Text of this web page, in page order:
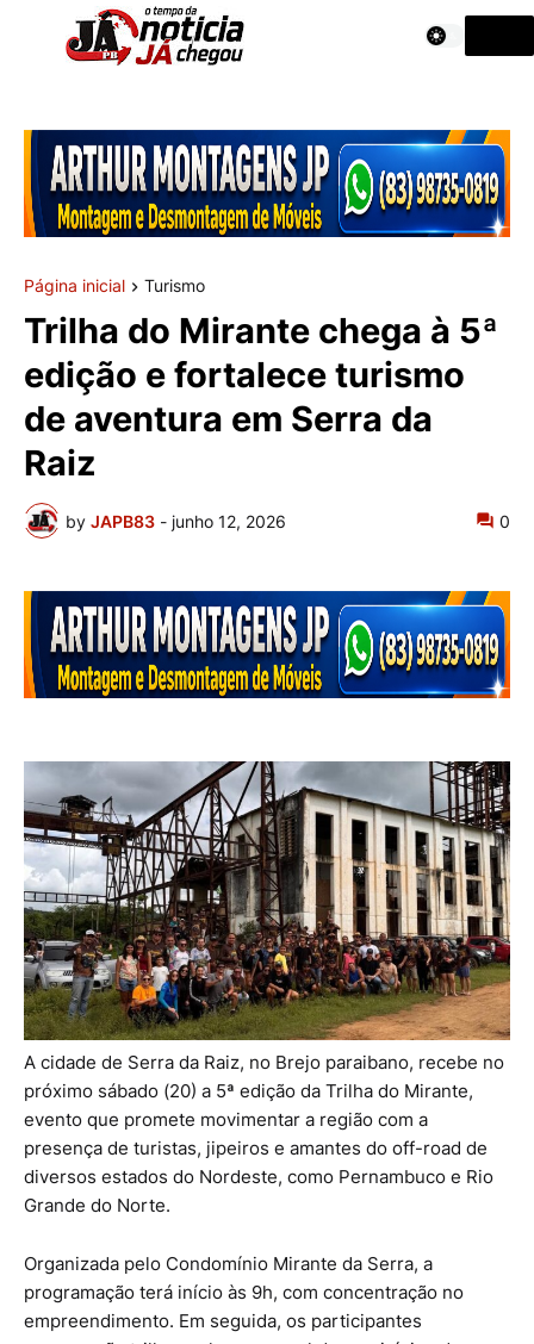
Página inicial Turismo
Trilha do Mirante chega à 5ª
edição e fortalece turismo
de aventura em Serra da
Raiz
by JAPB83 - junho 12, 2026 0
A cidade de Serra da Raiz, no Brejo paraibano, recebe no
próximo sábado (20) a 5ª edição da Trilha do Mirante,
evento que promete movimentar a região com a
presença de turistas, jipeiros e amantes do off-road de
diversos estados do Nordeste, como Pernambuco e Rio
Grande do Norte.
Organizada pelo Condomínio Mirante da Serra, a
programação terá início às 9h, com concentração no
empreendimento. Em seguida, os participantes